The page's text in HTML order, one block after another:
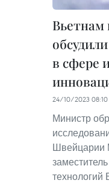
в сфере
24/10/2023 08:10
Министр
Швейцарии
технологий